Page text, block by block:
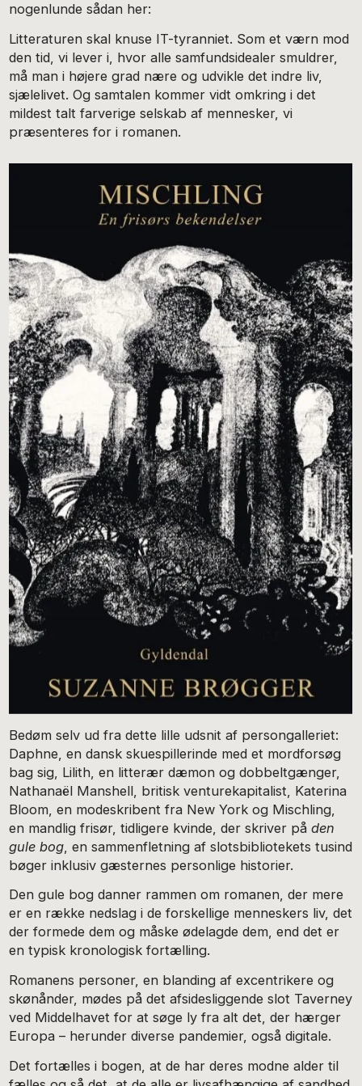
nogenlunde sådan her:
Litteraturen skal knuse IT-tyranniet. Som et værn mod
den tid, vi lever i, hvor alle samfundsidealer smuldrer,
må man i højere grad nære og udvikle det indre liv,
sjælelivet. Og samtalen kommer vidt omkring i det
mildest talt farverige selskab af mennesker, vi
præsenteres for i romanen.
Bedøm selv ud fra dette lille udsnit af persongalleriet:
Daphne, en dansk skuespillerinde med et mordforsøg
bag sig, Lilith, en litterær dæmon og dobbeltgænger,
Nathanaël Manshell, britisk venturekapitalist, Katerina
Bloom, en modeskribent fra New York og Mischling,
en mandlig frisør, tidligere kvinde, der skriver påden
gule bog , en sammenfletning af slotsbibliotekets tusind
bøger inklusiv gæsternes personlige historier.
Den gule bog danner rammen om romanen, der mere
er en række nedslag i de forskellige menneskers liv, det
der formede dem og måske ødelagde dem, end det er
en typisk kronologisk fortælling.
Romanens personer, en blanding af excentrikere og
skønånder, mødes på det afsidesliggende slot Taverney
ved Middelhavet for at søge ly fra alt det, der hærger
Europa – herunder diverse pandemier, også digitale.
Det fortælles i bogen, at de har deres modne alder til